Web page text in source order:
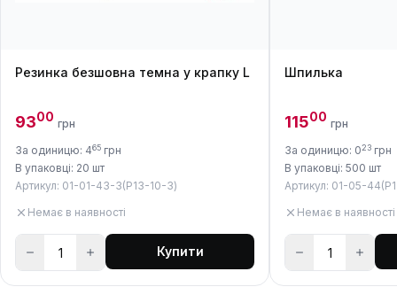
Резинка безшовна темна у крапку L
9300 грн
За одиницю: 465 грн
В упаковці: 20 шт
Артикул: 01-01-43-3(P13-10-3)
Немає в наявності
Купити
Шпилька
11500 грн
За одиницю: 023 грн
В упаковці: 500 шт
Артикул: 01-05-
Немає в наявності